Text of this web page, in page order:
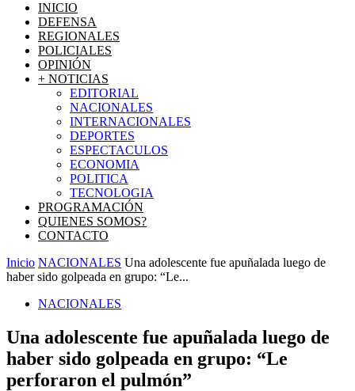
INICIO
DEFENSA
REGIONALES
POLICIALES
OPINIÓN
+ NOTICIAS
EDITORIAL
NACIONALES
INTERNACIONALES
DEPORTES
ESPECTACULOS
ECONOMIA
POLITICA
TECNOLOGIA
PROGRAMACIÓN
QUIENES SOMOS?
CONTACTO
Inicio NACIONALES Una adolescente fue apuñalada luego de
haber sido golpeada en grupo: “Le...
NACIONALES
Una adolescente fue apuñalada luego de
haber sido golpeada en grupo: “Le
perforaron el pulmón”